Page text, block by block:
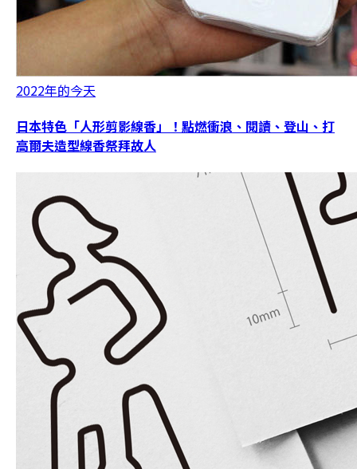
2022年的今天
日本特色「人形剪影線香」！點燃衝浪、閱讀、登山、打
高爾夫造型線香祭拜故人